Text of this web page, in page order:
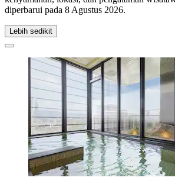
diperbarui pada 8 Agustus 2026.
Lebih sedikit